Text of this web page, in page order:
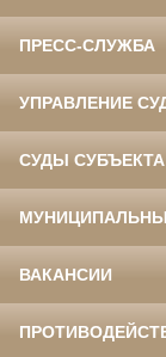
ПРЕСС-СЛУЖБА
УПРАВЛЕНИЕ
СУДЫ
ВАКАНСИИ